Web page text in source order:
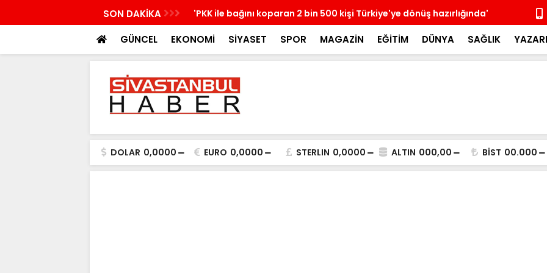
SON DAKİKA
yeni bir aydınlığa uyanacak 'PKK ile bağını koparan 2 bin 500 kişi Türkiye'ye dönüş hazırlığında' Erdoğan,
GÜNCEL EKONOMİ SİYASET SPOR MAGAZİN EĞİTİM DÜNYA SAĞLIK
DOLAR 0,0000 EURO 0,0000 STERLIN 0,0000 ALTIN 000,00 BİST 00.000